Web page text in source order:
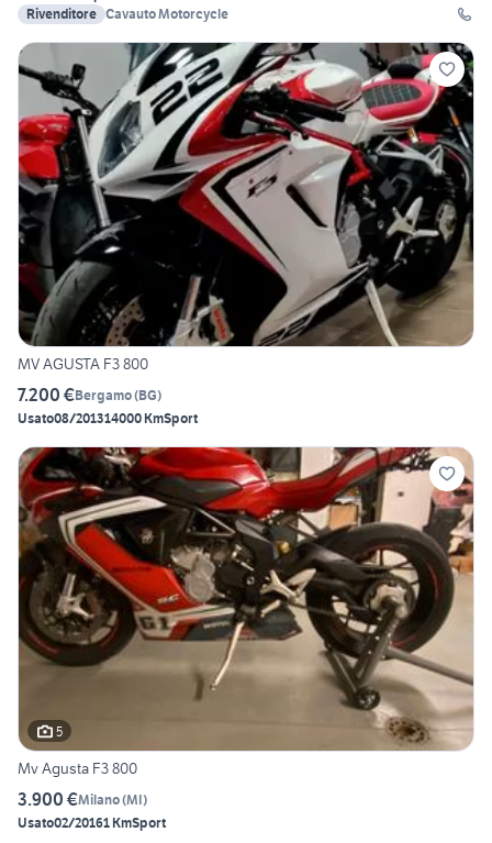
Rivenditore Cavauto Motorcycle
MV AGUSTA F3 800
7.200 €Bergamo(BG)
Usato08/201314000 KmSport
5
Mv Agusta F3 800
3.900 €Milano(MI)
Usato02/20161 KmSport